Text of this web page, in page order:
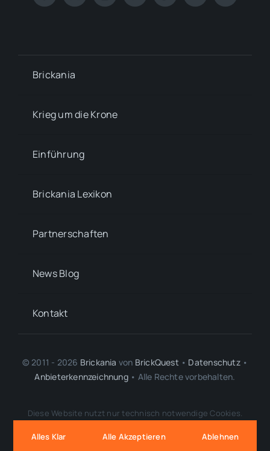
Brickania
Krieg um die Krone
Einführung
Brickania Lexikon
Partnerschaften
News Blog
Kontakt
© 2011 - 2026 Brickania von BrickQuest• Datenschutz•
Anbieterkennzeichnung• Alle Rechte vorbehalten.
gesponsert noch autorisiert oder unterstützt wird.
unabhängige Projekte ohne inhaltliche oder rechtliche Verbindung zu
Diese Website nutzt nur technisch notwendige Cookies.
Alles Klar Alle Akzeptieren Ablehnen